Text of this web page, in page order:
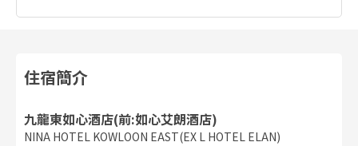
住宿簡介
九龍東如心酒店(前:如心艾朗酒店)
NINA HOTEL KOWLOON EAST(EX L HOTEL ELAN)